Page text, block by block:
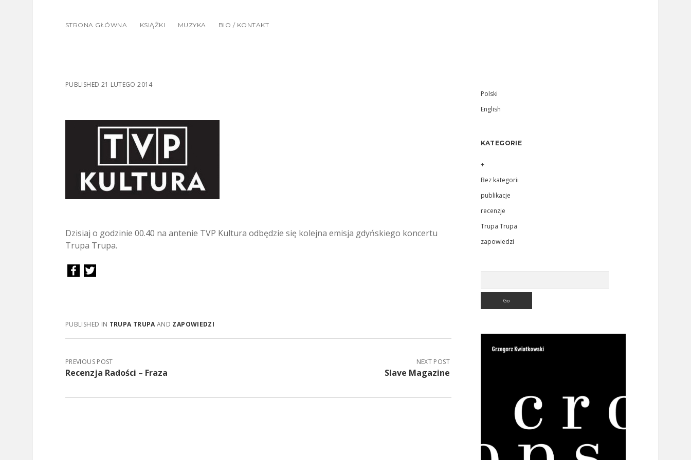
STRONA GŁÓWNA KSIĄŻKI MUZYKA BIO / KONTAKT
PUBLISHED 21 LUTEGO 2014
Dzisiaj o godzinie 00.40 na antenie TVP Kultura odbędzie się kolejna emisja gdyńskiego koncertu
Trupa Trupa.
PUBLISHED IN TRUPA TRUPAAND ZAPOWIEDZI
PREVIOUS POST
Recenzja Radości – Fraza
NEXT POST
Slave Magazine
Sidebar
Polski
English
KATEGORIE
+
Bez kategorii
publikacje
recenzje
Trupa Trupa
zapowiedzi